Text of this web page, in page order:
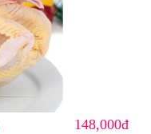
148,000đ